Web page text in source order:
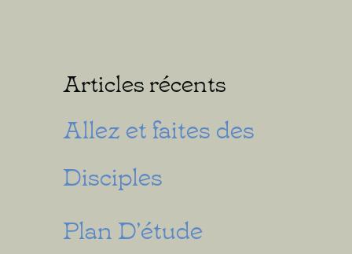
Articles récents
Allez et faites des
Disciples
Plan D’étude